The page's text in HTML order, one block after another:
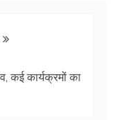
कई कार्यक्रमों का